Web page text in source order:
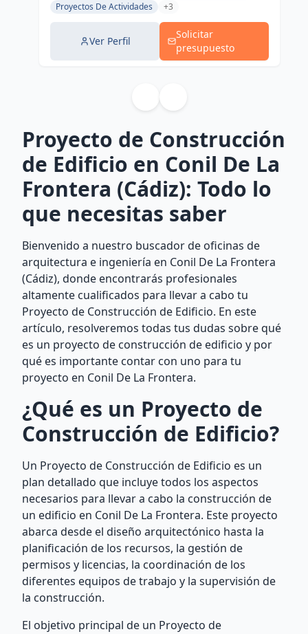
Proyectos De Actividades
+3
Ver Perfil
Solicitar
presupuesto
Proyecto de Construcción
de Edificio en Conil De La
Frontera (Cádiz): Todo lo
que necesitas saber
Bienvenido a nuestro buscador de oficinas de
arquitectura e ingeniería en Conil De La Frontera
(Cádiz), donde encontrarás profesionales
altamente cualificados para llevar a cabo tu
Proyecto de Construcción de Edificio. En este
artículo, resolveremos todas tus dudas sobre qué
es un proyecto de construcción de edificio y por
qué es importante contar con uno para tu
proyecto en Conil De La Frontera.
¿Qué es un Proyecto de
Construcción de Edificio?
Un Proyecto de Construcción de Edificio es un
plan detallado que incluye todos los aspectos
necesarios para llevar a cabo la construcción de
un edificio en Conil De La Frontera. Este proyecto
abarca desde el diseño arquitectónico hasta la
planificación de los recursos, la gestión de
permisos y licencias, la coordinación de los
diferentes equipos de trabajo y la supervisión de
la construcción.
El objetivo principal de un Proyecto de